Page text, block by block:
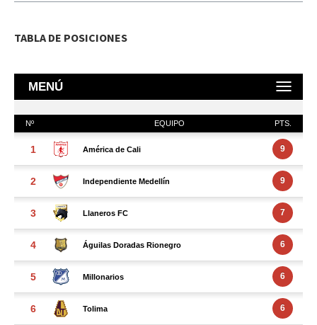
TABLA DE POSICIONES